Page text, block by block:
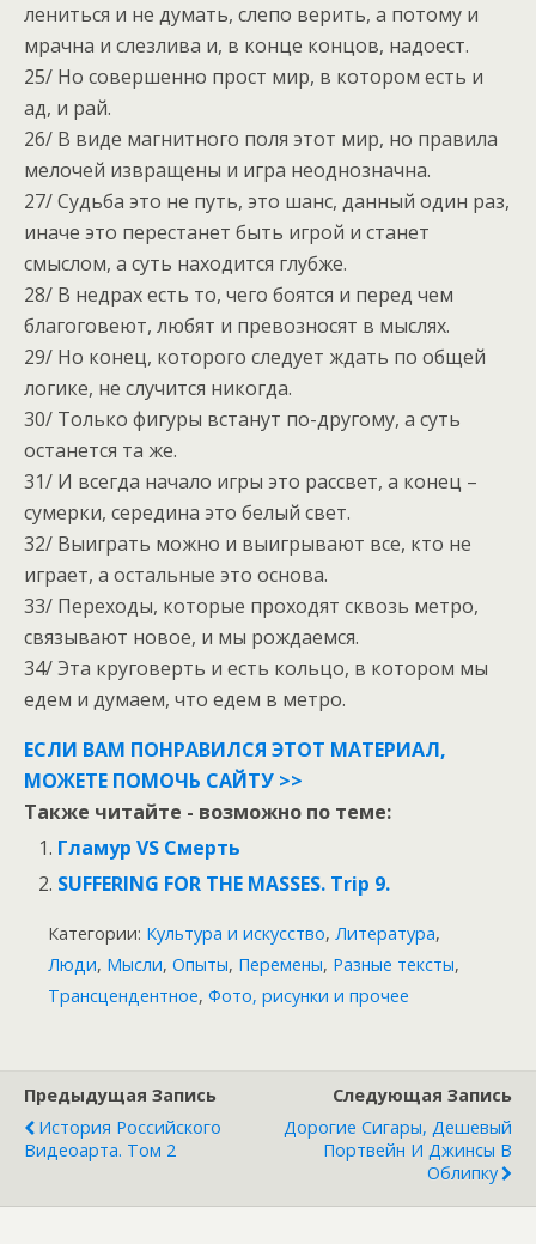
лениться и не думать, слепо верить, а потому и
мрачна и слезлива и, в конце концов, надоест.
25/ Но совершенно прост мир, в котором есть и
ад, и рай.
26/ В виде магнитного поля этот мир, но правила
мелочей извращены и игра неоднозначна.
27/ Судьба это не путь, это шанс, данный один раз,
иначе это перестанет быть игрой и станет
смыслом, а суть находится глубже.
28/ В недрах есть то, чего боятся и перед чем
благоговеют, любят и превозносят в мыслях.
29/ Но конец, которого следует ждать по общей
логике, не случится никогда.
30/ Только фигуры встанут по-другому, а суть
останется та же.
31/ И всегда начало игры это рассвет, а конец –
сумерки, середина это белый свет.
32/ Выиграть можно и выигрывают все, кто не
играет, а остальные это основа.
33/ Переходы, которые проходят сквозь метро,
связывают новое, и мы рождаемся.
34/ Эта круговерть и есть кольцо, в котором мы
едем и думаем, что едем в метро.
ЕСЛИ ВАМ ПОНРАВИЛСЯ ЭТОТ МАТЕРИАЛ,
МОЖЕТЕ ПОМОЧЬ САЙТУ >>
Также читайте - возможно по теме:
Гламур VS Смерть
SUFFERING FOR THE MASSES. Trip 9.
Категории: Культура и искусство, Литература,
Люди, Мысли, Опыты, Перемены, Разные тексты,
Трансцендентное, Фото, рисунки и прочее
Предыдущая Запись
История Российского
Видеоарта. Том 2
Следующая Запись
Дорогие Сигары, Дешевый
Портвейн И Джинсы В
Облипку